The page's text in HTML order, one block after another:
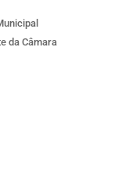
da Câmara